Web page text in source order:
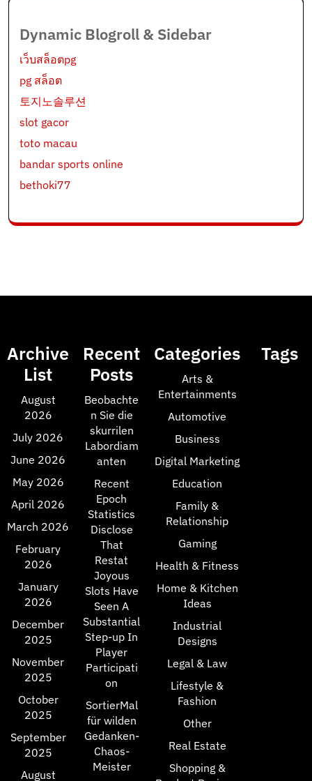
Dynamic Blogroll & Sidebar
เว็บสล็อตpg
pg สล็อต
토지노솔루션
slot gacor
toto macau
bandar sports online
bethoki77
Archive
List
August
2026
July 2026
June 2026
May 2026
April 2026
March 2026
February
2026
January
2026
December
2025
November
2025
October
2025
September
2025
August
Recent
Posts
Beobachte
n Sie die
skurrilen
Labordiam
anten
Recent
Epoch
Statistics
Disclose
That
Restat
Joyous
Slots Have
Seen A
Substantial
Step-up In
Player
Participati
on
SortierMal
für wilden
Gedanken-
Chaos-
Meister
Categories
Arts &
Entertainments
Automotive
Business
Digital Marketing
Education
Family &
Relationship
Gaming
Health & Fitness
Home & Kitchen
Ideas
Industrial
Designs
Legal & Law
Lifestyle &
Fashion
Other
Real Estate
Shopping &
Tags